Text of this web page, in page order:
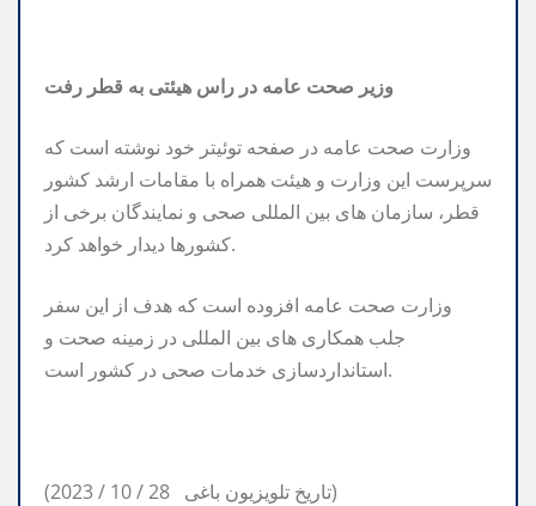
وزیر صحت عامه در راس هیئتی به قطر رفت
وزارت صحت عامه در صفحه توئیتر خود نوشته است که
سرپرست این وزارت و هیئت همراه با مقامات ارشد کشور
قطر، سازمان های بین المللی صحی و نمایندگان برخی از
کشورها دیدار خواهد کرد.
وزارت صحت عامه افزوده است که هدف از این سفر
جلب همکاری های بین المللی در زمینه صحت و
استانداردسازی خدمات صحی در کشور است.
(2023 / 10 / 28 تاریخ تلویزیون باغی)